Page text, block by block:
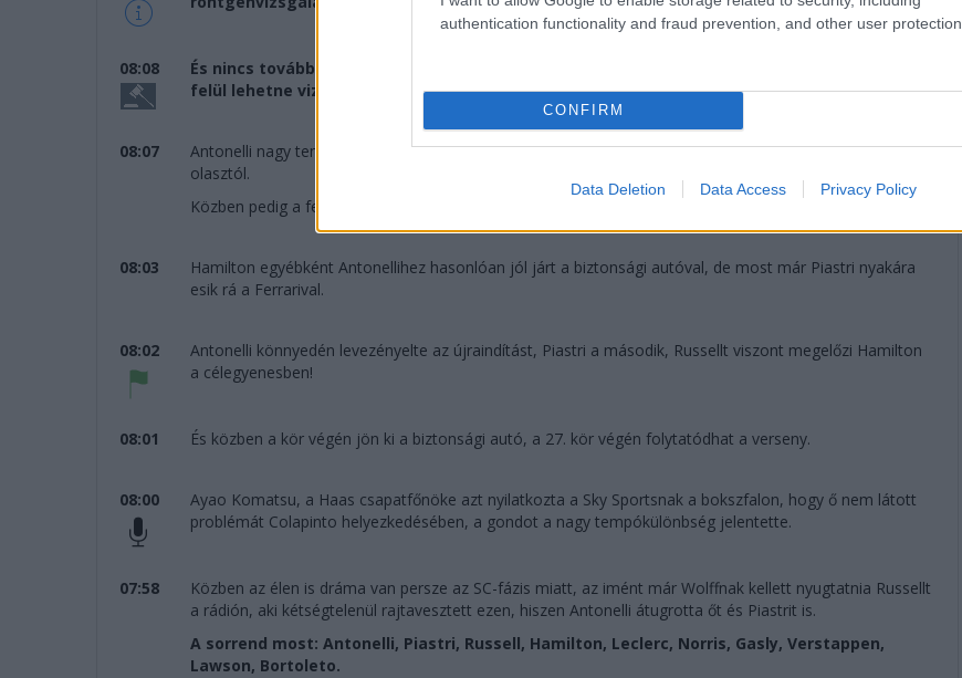
authentication functionality and fraud prevention, and other user protection.
CONFIRM
Data Deletion Data Access Privacy Policy
08:08
És nincs további vizsgálat a Colapinto-Bearman ügyben! Azért majd a szabályrendszert még
felül lehetne vizsgálni a kialakuló sebességkülönbség okán...
08:07
Antonelli nagy tempóban szakad el Piastriéktól, innen ezt csak egy hiba vagy balszerencse veheti el az
olasztól.
Közben pedig a felügyelők "jegyezték" a Colapinto-Bearman esetet.
08:03
Hamilton egyébként Antonellihez hasonlóan jól járt a biztonsági autóval, de most már Piastri nyakára
esik rá a Ferrarival.
08:02
Antonelli könnyedén levezényelte az újraindítást, Piastri a második, Russellt viszont megelőzi Hamilton
a célegyenesben!
08:01 És közben a kör végén jön ki a biztonsági autó, a 27. kör végén folytatódhat a verseny.
08:00
Ayao Komatsu, a Haas csapatfőnöke azt nyilatkozta a Sky Sportsnak a bokszfalon, hogy ő nem látott
problémát Colapinto helyezkedésében, a gondot a nagy tempókülönbség jelentette.
07:58
Közben az élen is dráma van persze az SC-fázis miatt, az imént már Wolffnak kellett nyugtatnia Russellt
a rádión, aki kétségtelenül rajtavesztett ezen, hiszen Antonelli átugrotta őt és Piastrit is.
A sorrend most: Antonelli, Piastri, Russell, Hamilton, Leclerc, Norris, Gasly, Verstappen,
Lawson, Bortoleto.